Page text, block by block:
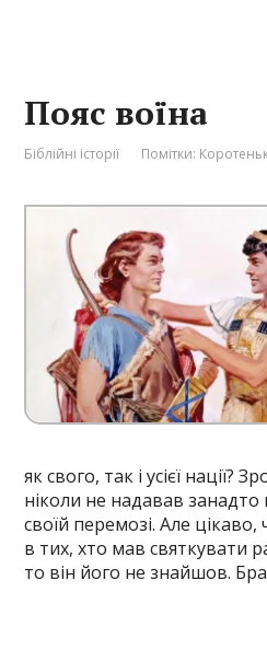
Пояс воїна
Біблійні історії Помітки:
як свого, так і усієї нації?
ніколи не надавав занадто
своїй перемозі. Але
в тих, хто мав святкувати
то він його не знайшов.